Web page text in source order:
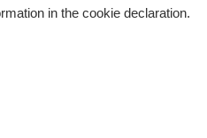
in the cookie declaration.